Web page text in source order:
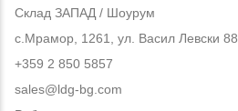
Склад ЗАПАД / Шоурум
с.Мрамор, 1261, ул. Васил Левски 88
+359 2 850 5857
sales@ldg-bg.com